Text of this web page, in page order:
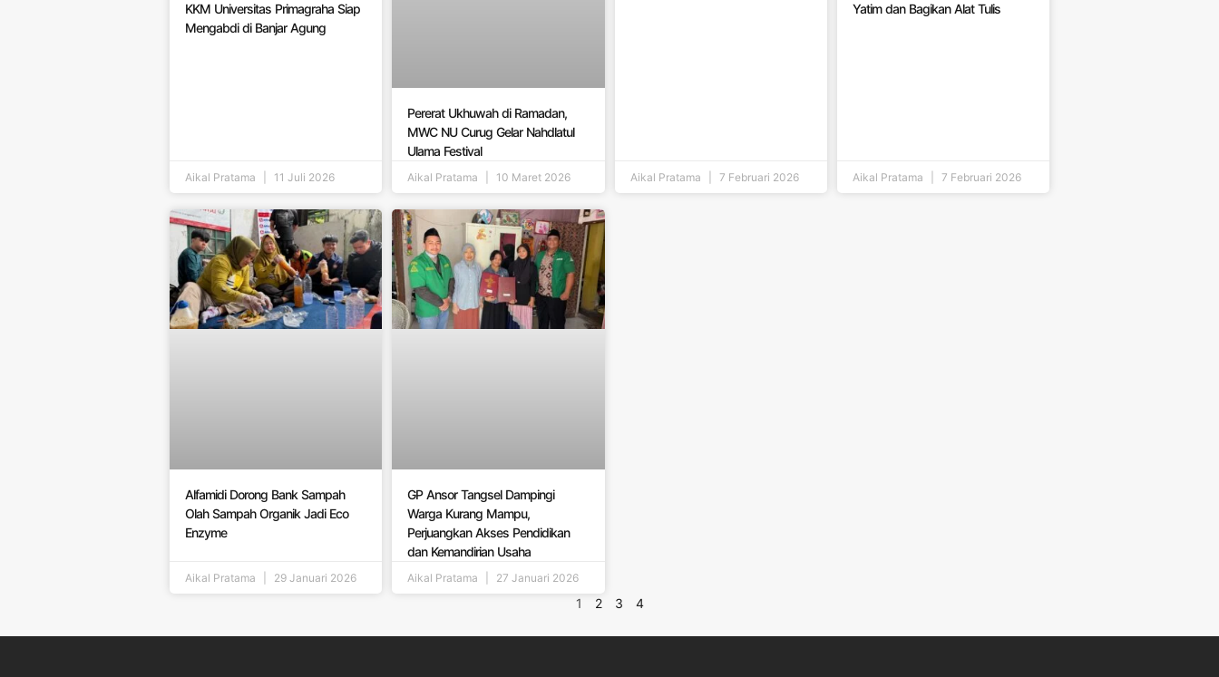
KKM Universitas Primagraha Siap
Mengabdi di Banjar Agung
Aikal Pratama 11 Juli 2026
Pererat Ukhuwah di Ramadan,
MWC NU Curug Gelar Nahdlatul
Ulama Festival
Aikal Pratama 10 Maret 2026 Aikal Pratama 7 Februari 2026
Yatim dan Bagikan Alat Tulis
Aikal Pratama 7 Februari 2026
Alfamidi Dorong Bank Sampah
Olah Sampah Organik Jadi Eco
Enzyme
Aikal Pratama 29 Januari 2026
GP Ansor Tangsel Dampingi
Warga Kurang Mampu,
Perjuangkan Akses Pendidikan
dan Kemandirian Usaha
Aikal Pratama 27 Januari 2026
1 2 3 4